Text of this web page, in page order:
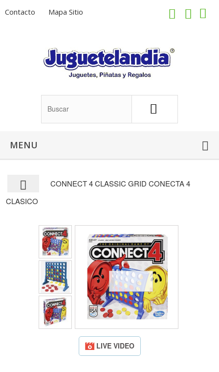
Contacto Mapa Sitio
MENU
CONNECT 4 CLASSIC GRID CONECTA 4
CLASICO
LIVE VIDEO